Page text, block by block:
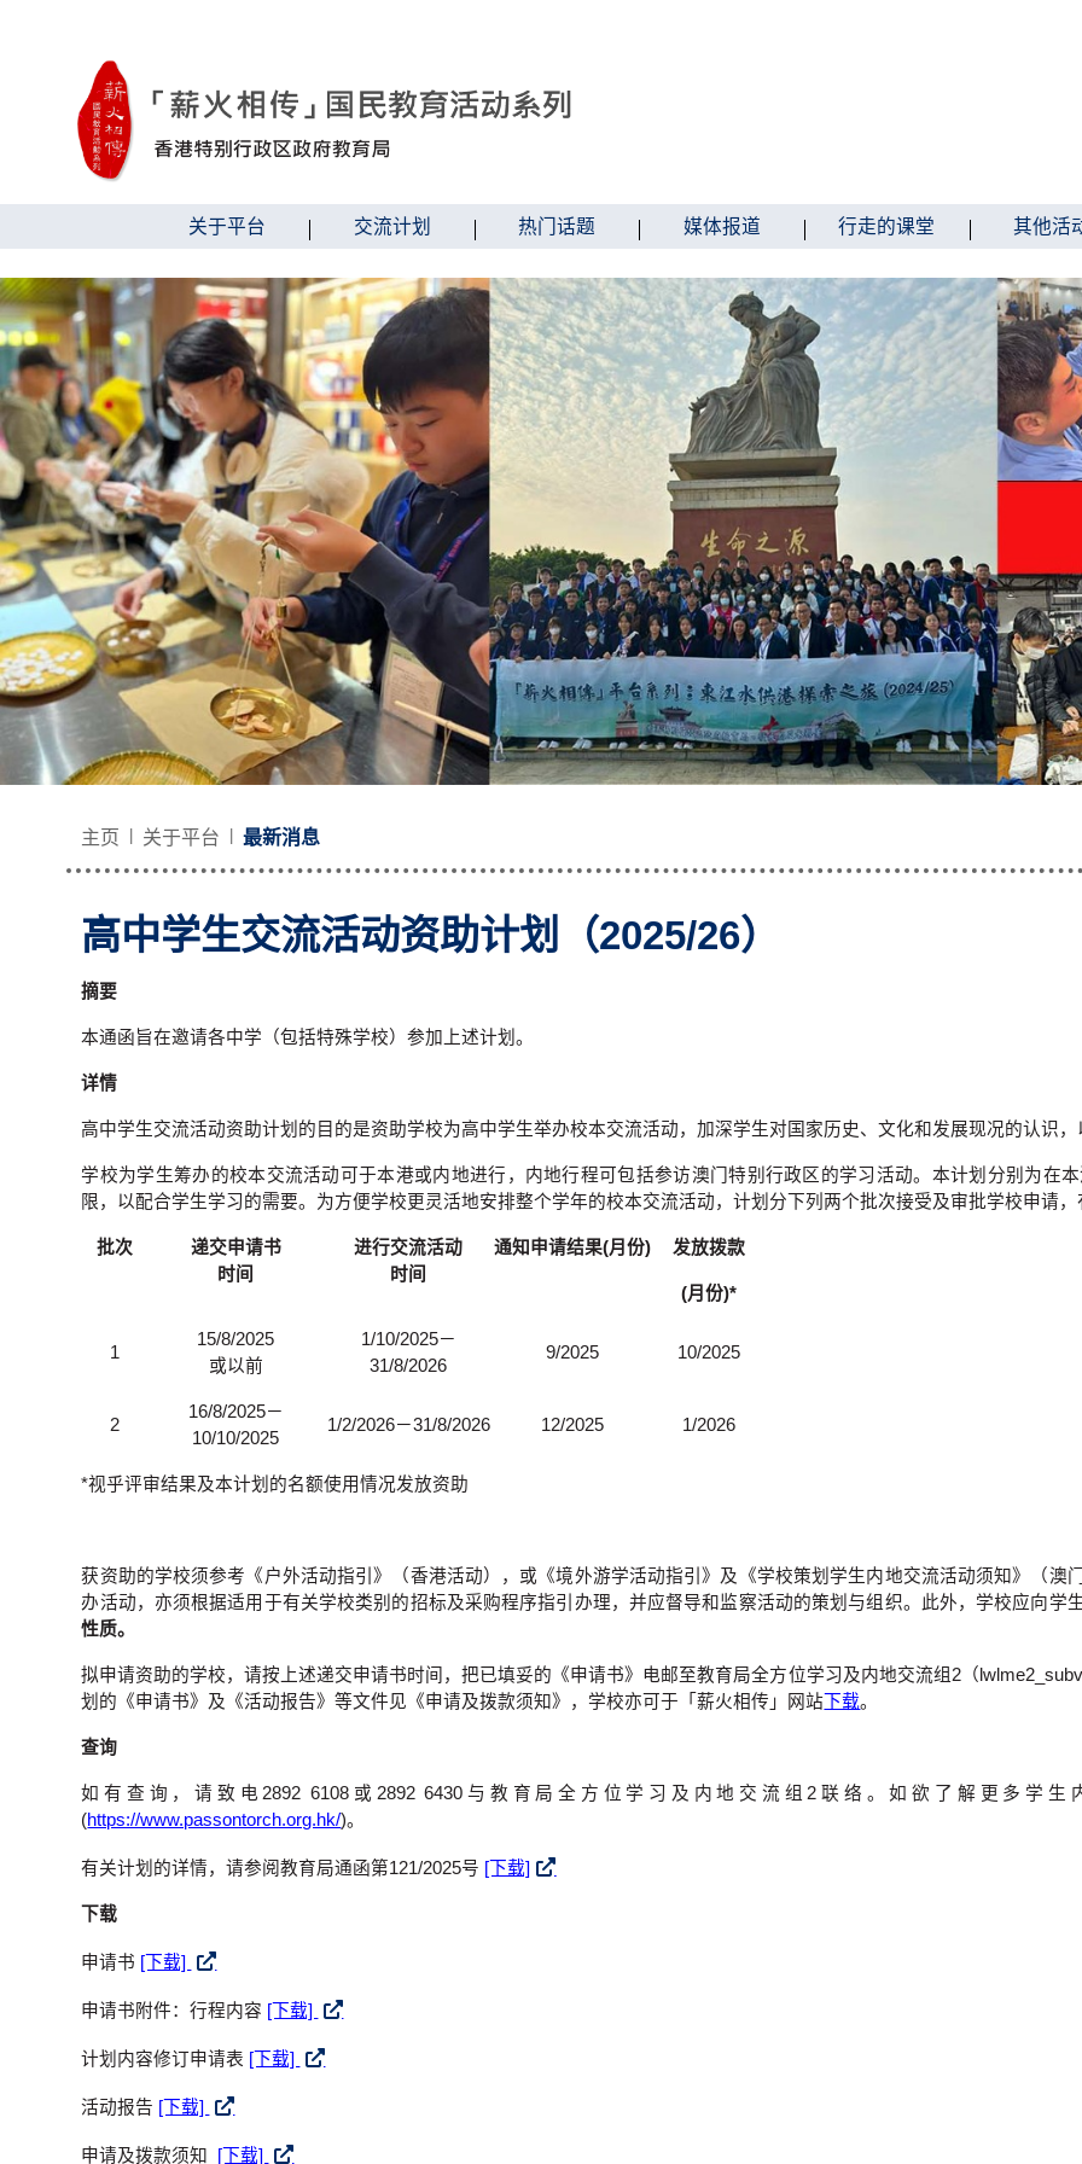
关于平台 交流计划 热门话题 媒体报道 行走的课堂 其他活
主页 关于平台 最新消息
高中学生交流活动资助计划（2025/26）
摘要
本通函旨在邀请各中学（包括特殊学校）参加上述计划。
详情
高中学生交流活动资助计划的目的是资助学校为高中学生举办校本交流活动，加深学生对国家历史、文化和发展现况的认识
学校为学生筹办的校本交流活动可于本港或内地进行，内地行程可包括参访澳门特别行政区的学习活动。本计划分别为在
限，以配合学生学习的需要。为方便学校更灵活地安排整个学年的校本交流活动，计划分下列两个批次接受及审批学校申请
批次
递交申请书
时间
进行交流活动
时间
通知申请结果(月份) 发放拨款
(月份)*
1
15/8/2025
或以前
1/10/2025－
31/8/2026
9/2025 10/2025
2
16/8/2025－
10/10/2025
1/2/2026－31/8/2026 12/2025 1/2026
*视乎评审结果及本计划的名额使用情况发放资助
获资助的学校须参考《户外活动指引》（香港活动），或《境外游学活动指引》及《学校策划学生内地交流活动须知》（澳
办活动，亦须根据适用于有关学校类别的招标及采购程序指引办理，并应督导和监察活动的策划与组织。此外，学校应向学
性质。
拟申请资助的学校，请按上述递交申请书时间，把已填妥的《申请书》电邮至教育局全方位学习及内地交流组2（
划的《申请书》及《活动报告》等文件见《申请及拨款须知》，学校亦可于「薪火相传」网站下载。
查询
如有查询，请致电2892 6108或2892 6430与教育局全方位学习及内地交流组2联络。如欲了解更多学
(https://www.passontorch.org.hk/)。
有关计划的详情，请参阅教育局通函第121/2025号 [下载]
下载
申请书 [下载]
申请书附件：行程内容 [下载]
计划内容修订申请表 [下载]
活动报告 [下载]
申请及拨款须知 [下载]